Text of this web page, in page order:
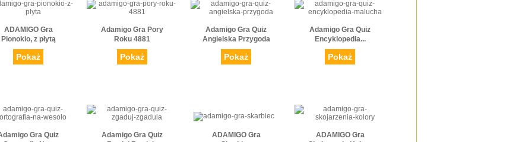
ADAMIGO Gra
Pionokio, z płytą
Pokaż
Adamigo Gra Pory
Roku 4881
Pokaż
Adamigo Gra Quiz
Angielska Przygoda
Pokaż
Adamigo Gra Quiz
Encyklopedia...
Pokaż
Gra Quiz
Adamigo Gra Quiz
ADAMIGO Gra
ADAMIGO Gra